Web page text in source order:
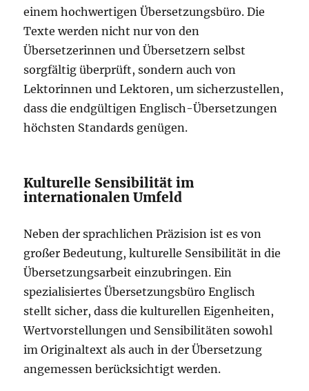
einem hochwertigen Übersetzungsbüro. Die
Texte werden nicht nur von den
Übersetzerinnen und Übersetzern selbst
sorgfältig überprüft, sondern auch von
Lektorinnen und Lektoren, um sicherzustellen,
dass die endgültigen Englisch-Übersetzungen
höchsten Standards genügen.
Kulturelle Sensibilität im
internationalen Umfeld
Neben der sprachlichen Präzision ist es von
großer Bedeutung, kulturelle Sensibilität in die
Übersetzungsarbeit einzubringen. Ein
spezialisiertes Übersetzungsbüro Englisch
stellt sicher, dass die kulturellen Eigenheiten,
Wertvorstellungen und Sensibilitäten sowohl
im Originaltext als auch in der Übersetzung
angemessen berücksichtigt werden.